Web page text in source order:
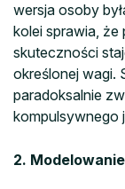
wersja osoby
kolei sprawia, że
skuteczności
określonej wagi.
paradoksalnie
kompulsywnego
2.